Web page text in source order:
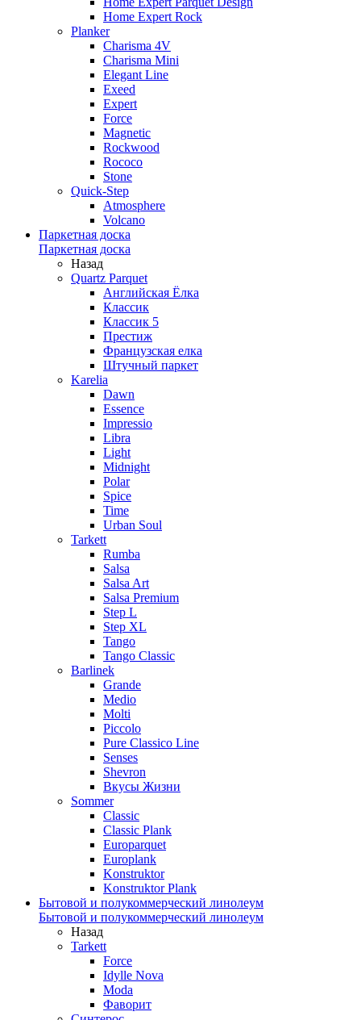
Home Expert Rock
Planker
Charisma 4V
Charisma Mini
Elegant Line
Exeed
Expert
Force
Magnetic
Rockwood
Rococo
Stone
Quick-Step
Atmosphere
Volcano
Паркетная доска
Паркетная доска
Назад
Quartz Parquet
Английская Ёлка
Классик
Классик 5
Престиж
Французская елка
Штучный паркет
Karelia
Dawn
Essence
Impressio
Libra
Light
Midnight
Polar
Spice
Time
Urban Soul
Tarkett
Rumba
Salsa
Salsa Art
Salsa Premium
Step L
Step XL
Tango
Tango Classic
Barlinek
Grande
Medio
Molti
Piccolo
Pure Classico Line
Senses
Shevron
Вкусы Жизни
Sommer
Classic
Classic Plank
Europarquet
Europlank
Konstruktor
Konstruktor Plank
Бытовой и полукоммерческий линолеум
Бытовой и полукоммерческий линолеум
Назад
Tarkett
Force
Idylle Nova
Moda
Фаворит